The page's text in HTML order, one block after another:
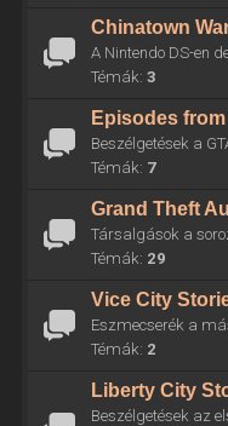
Chinatown
A Nintendo DS-en
Témák: 3
Episodes
Beszélgetések a
Témák: 7
Grand Theft
Társalgások a
Témák: 29
Vice City
Eszmecserék a
Témák: 2
Liberty City
Beszélgetések az